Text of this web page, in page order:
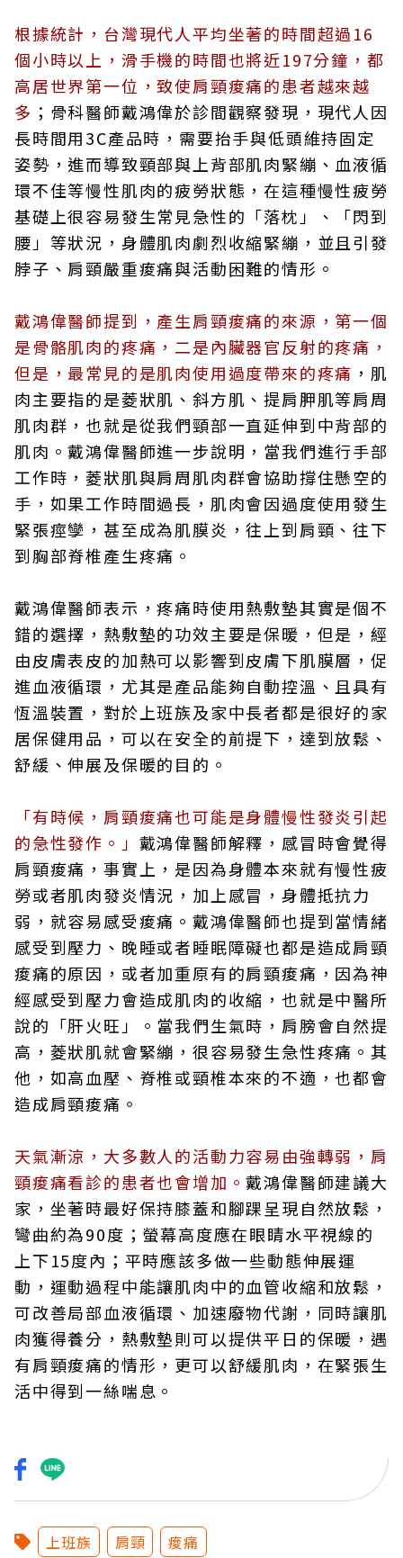
根據統計，台灣現代人平均坐著的時間超過16
個小時以上，滑手機的時間也將近197分鐘，都
高居世界第一位，致使肩頸痠痛的患者越來越
多 ；骨科醫師戴鴻偉於診間觀察發現，現代人因
長時間用3C產品時，需要抬手與低頭維持固定
姿勢，進而導致頸部與上背部肌肉緊繃、血液循
環不佳等慢性肌肉的疲勞狀態，在這種慢性疲勞
基礎上很容易發生常見急性的「落枕」、「閃到
腰」等狀況，身體肌肉劇烈收縮緊繃，並且引發
脖子、肩頸嚴重痠痛與活動困難的情形。
戴鴻偉醫師提到，產生肩頸痠痛的來源，第一個
是骨骼肌肉的疼痛，二是內臟器官反射的疼痛，
但是，最常見的是肌肉使用過度帶來的疼痛 ，肌
肉主要指的是菱狀肌、斜方肌、提肩胛肌等肩周
肌肉群，也就是從我們頸部一直延伸到中背部的
肌肉。戴鴻偉醫師進一步說明，當我們進行手部
工作時，菱狀肌與肩周肌肉群會協助撐住懸空的
手，如果工作時間過長，肌肉會因過度使用發生
緊張痙孿，甚至成為肌膜炎，往上到肩頸、往下
到胸部脊椎產生疼痛。
戴鴻偉醫師表示，疼痛時使用熱敷墊其實是個不
錯的選擇，熱敷墊的功效主要是保暖，但是，經
由皮膚表皮的加熱可以影響到皮膚下肌膜層，促
進血液循環，尤其是產品能夠自動控溫、且具有
恆溫裝置，對於上班族及家中長者都是很好的家
居保健用品，可以在安全的前提下，達到放鬆、
舒緩、伸展及保暖的目的。
「有時候，肩頸痠痛也可能是身體慢性發炎引起
的急性發作。」 戴鴻偉醫師解釋，感冒時會覺得
肩頸痠痛，事實上，是因為身體本來就有慢性疲
勞或者肌肉發炎情況，加上感冒，身體抵抗力
弱，就容易感受痠痛。戴鴻偉醫師也提到當情緒
感受到壓力、晚睡或者睡眠障礙也都是造成肩頸
痠痛的原因，或者加重原有的肩頸痠痛，因為神
經感受到壓力會造成肌肉的收縮，也就是中醫所
說的「肝火旺」。當我們生氣時，肩膀會自然提
高，菱狀肌就會緊繃，很容易發生急性疼痛。其
他，如高血壓、脊椎或頸椎本來的不適，也都會
造成肩頸痠痛。
天氣漸涼，大多數人的活動力容易由強轉弱，肩
頸痠痛看診的患者也會增加。戴鴻偉醫師建議大
家，坐著時最好保持膝蓋和腳踝呈現自然放鬆，
彎曲約為90度；螢幕高度應在眼睛水平視線的
上下15度內；平時應該多做一些動態伸展運
動，運動過程中能讓肌肉中的血管收縮和放鬆，
可改善局部血液循環、加速廢物代謝，同時讓肌
肉獲得養分，熱敷墊則可以提供平日的保暖，遇
有肩頸痠痛的情形，更可以舒緩肌肉，在緊張生
活中得到一絲喘息。
上班族 肩頸 痠痛